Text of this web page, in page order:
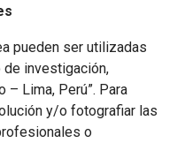
pueden ser utilizadas
investigación,
– Lima, Perú”. Para
y/o fotografiar las
o